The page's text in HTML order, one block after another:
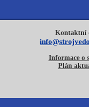
Kontaktní
Informace o
Plán